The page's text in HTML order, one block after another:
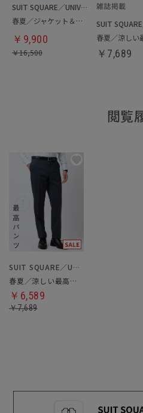
SUIT SQUARE／UNIVERSAL LANGUAGE／WHITE
春夏／ジャケット＆パンツセットアップ／洗濯ネット付き
￥ 9,900
￥16,500 ￥ 7,689
閲覧
SUIT SQUARE／UNIVERSAL LANGUAGE
春夏／涼しい最高パンツ
￥6,589
￥7,689